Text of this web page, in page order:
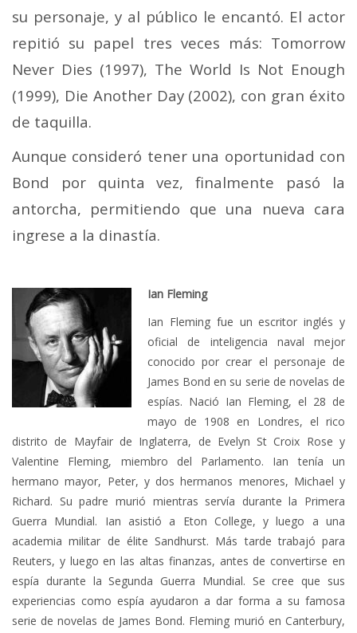
su personaje, y al público le encantó. El actor
repitió su papel tres veces más: Tomorrow
Never Dies (1997), The World Is Not Enough
(1999), Die Another Day (2002), con gran éxito
de taquilla.
Aunque consideró tener una oportunidad con
Bond por quinta vez, finalmente pasó la
antorcha, permitiendo que una nueva cara
ingrese a la dinastía.
Ian Fleming
Ian Fleming fue un escritor inglés y
oficial de inteligencia naval mejor
conocido por crear el personaje de
James Bond en su serie de novelas de
espías. Nació Ian Fleming, el 28 de
mayo de 1908 en Londres, el rico
distrito de Mayfair de Inglaterra, de Evelyn St Croix Rose y
Valentine Fleming, miembro del Parlamento. Ian tenía un
hermano mayor, Peter, y dos hermanos menores, Michael y
Richard. Su padre murió mientras servía durante la Primera
Guerra Mundial. Ian asistió a Eton College, y luego a una
academia militar de élite Sandhurst. Más tarde trabajó para
Reuters, y luego en las altas finanzas, antes de convertirse en
espía durante la Segunda Guerra Mundial. Se cree que sus
experiencias como espía ayudaron a dar forma a su famosa
serie de novelas de James Bond. Fleming murió en Canterbury,